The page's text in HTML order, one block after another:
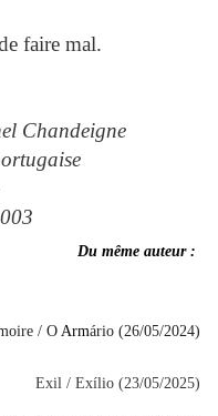
faire mal.
Chandeigne
/ O Armário (26/05/2024)
Exil / Exílio (23/05/2025)